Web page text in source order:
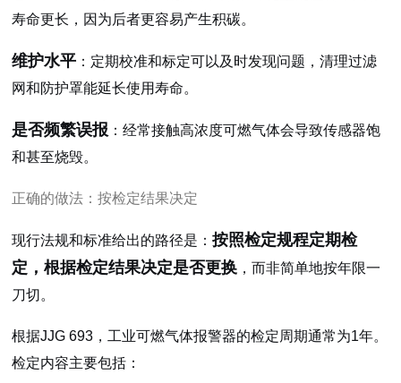
寿命更长，因为后者更容易产生积碳。
维护水平 ：定期校准和标定可以及时发现问题，清理过滤
网和防护罩能延长使用寿命。
是否频繁误报 ：经常接触高浓度可燃气体会导致传感器饱
和甚至烧毁。
正确的做法：按检定结果决定
现行法规和标准给出的路径是：按照检定规程定期检
定，根据检定结果决定是否更换 ，而非简单地按年限一
刀切。
根据JJG 693，工业可燃气体报警器的检定周期通常为1年。
检定内容主要包括：